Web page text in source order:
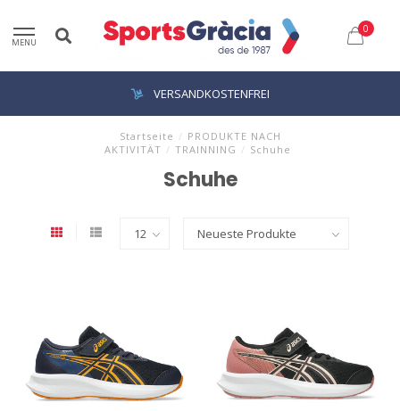
MENU
0
VERSANDKOSTENFREI
Startseite / PRODUKTE NACH
AKTIVITÄT / TRAINNING / Schuhe
Schuhe